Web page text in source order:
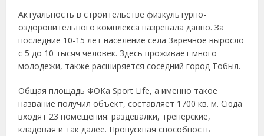
Актуальность в строительстве физкультурно-
оздоровительного комплекса назревала давно. За
последние 10-15 лет население села Заречное выросло
с 5 до 10 тысяч человек. Здесь проживает много
молодежи, также расширяется соседний город Тобыл.
Общая площадь ФОКа Sport Life, а именно такое
название получил объект, составляет 1700 кв. м. Сюда
входят 23 помещения: раздевалки, тренерские,
кладовая и так далее. Пропускная способность